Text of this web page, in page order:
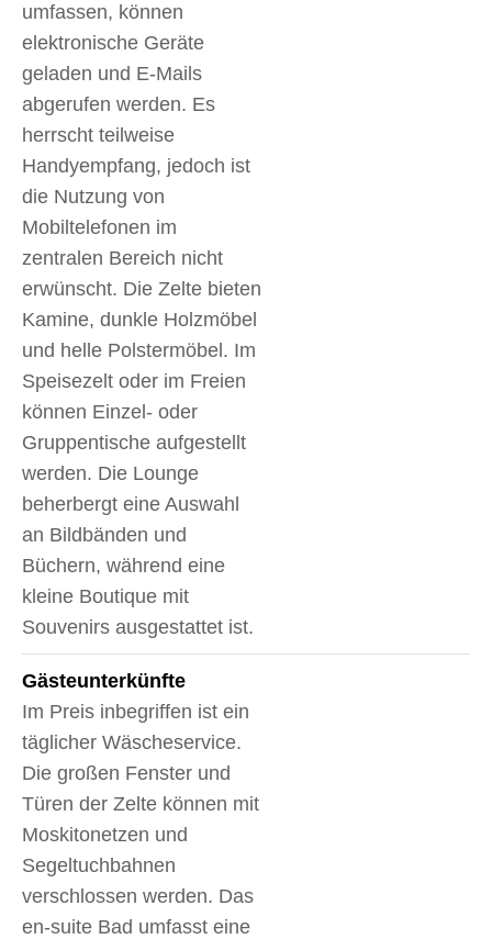
umfassen, können
elektronische Geräte
geladen und E-Mails
abgerufen werden. Es
herrscht teilweise
Handyempfang, jedoch ist
die Nutzung von
Mobiltelefonen im
zentralen Bereich nicht
erwünscht. Die Zelte bieten
Kamine, dunkle Holzmöbel
und helle Polstermöbel. Im
Speisezelt oder im Freien
können Einzel- oder
Gruppentische aufgestellt
werden. Die Lounge
beherbergt eine Auswahl
an Bildbänden und
Büchern, während eine
kleine Boutique mit
Souvenirs ausgestattet ist.
Gäste­unterkünfte
Im Preis inbegriffen ist ein
täglicher Wäscheservice.
Die großen Fenster und
Türen der Zelte können mit
Moskitonetzen und
Segeltuchbahnen
verschlossen werden. Das
en-suite Bad umfasst eine